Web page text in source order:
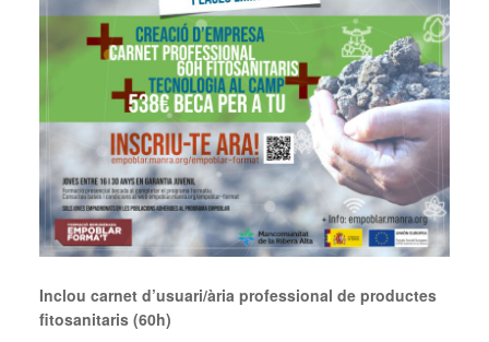
Inclou carnet d’usuari/ària professional de productes
fitosanitaris (60h)